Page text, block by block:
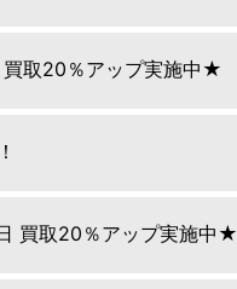
買取20％アップ実施中★
買取20％アップ実施中★